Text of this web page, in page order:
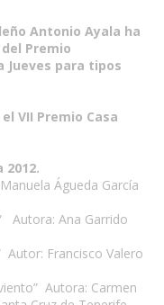
Antonio Ayala ha
Premio
Jueves para tipos
VII Premio Casa
Águeda García
Autora: Ana Garrido
Francisco Valero
Autora: Carmen